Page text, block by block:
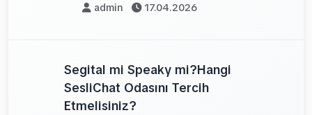
admin 17.04.2026
Segital mi Speaky mi?Hangi
SesliChat Odasını Tercih
Etmelisiniz?